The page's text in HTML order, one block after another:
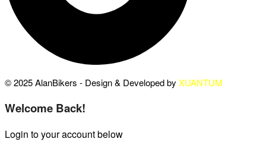
© 2025 AlanBikers - Design & Developed by XUANTUM
Welcome Back!
Login to your account below